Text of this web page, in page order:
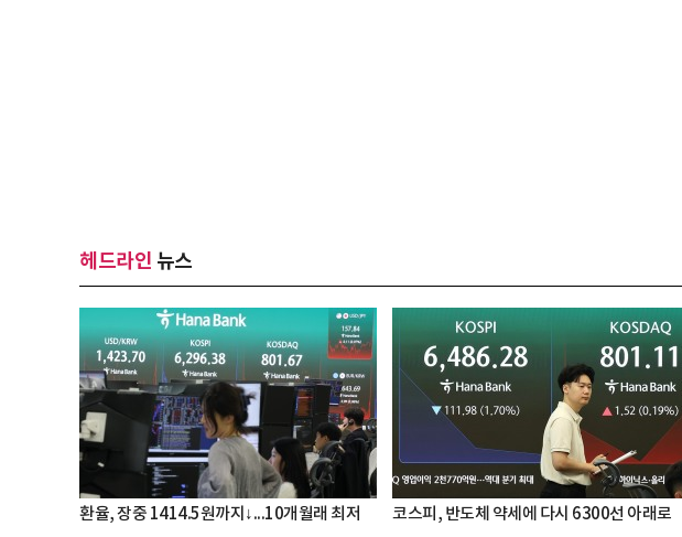
헤드라인 뉴스
환율, 장중 1414.5원까지↓...10개월래 최저 코스피, 반도체 약세에 다시 6300선 아래로